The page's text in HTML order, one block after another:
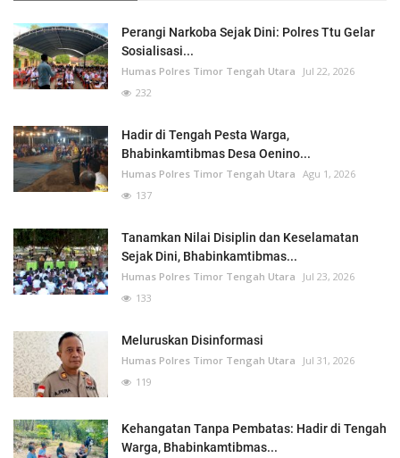
Perangi Narkoba Sejak Dini: Polres Ttu Gelar
Sosialisasi...
Humas Polres Timor Tengah Utara
Jul 22, 2026
232
Hadir di Tengah Pesta Warga,
Bhabinkamtibmas Desa Oenino...
Humas Polres Timor Tengah Utara Agu 1, 2026
137
Tanamkan Nilai Disiplin dan Keselamatan
Sejak Dini, Bhabinkamtibmas...
Humas Polres Timor Tengah Utara
Jul 23, 2026
133
Meluruskan Disinformasi
Humas Polres Timor Tengah Utara
Jul 31, 2026
119
Kehangatan Tanpa Pembatas: Hadir di Tengah
Warga, Bhabinkamtibmas...